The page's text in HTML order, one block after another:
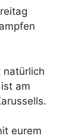
natürlich
am
eurem